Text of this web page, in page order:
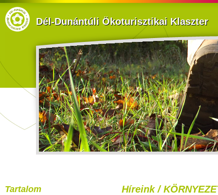
Dél-Dunántúli Ökoturisztikai Klaszter
Tartalom
Híreink /